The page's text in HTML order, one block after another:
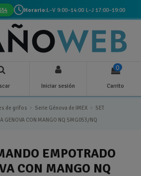
Horario:L–V 9:00–14:00·L–J 17:00–19:00
Iniciar sesión
0
Carrito
de grifos Serie Génova de IMEX
SET
GENOVA CON MANGO NQ SMG053/NQ
EMPOTRADO
CON MANGO NQ